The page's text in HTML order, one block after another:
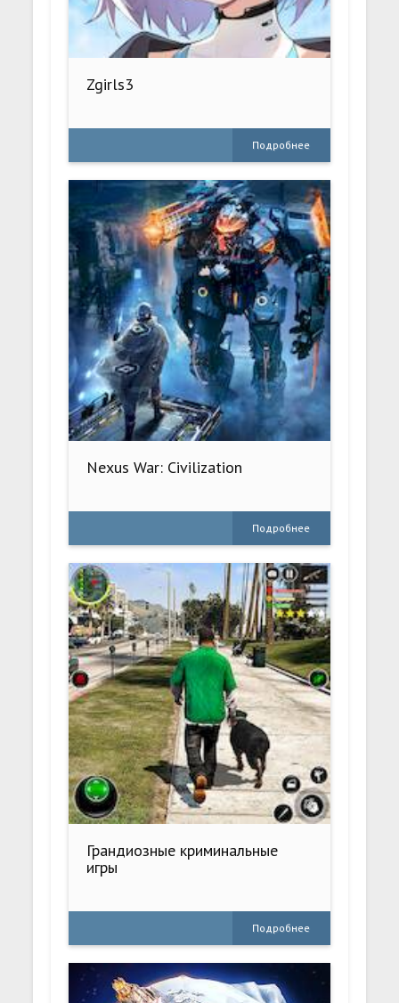
Zgirls3
Подробнее
Nexus War: Civilization
Подробнее
Грандиозные криминальные
игры
Подробнее